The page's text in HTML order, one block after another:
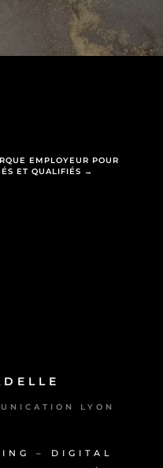
EMPLOYEUR POUR
ET QUALIFIÉS →
LYON
– DIGITAL